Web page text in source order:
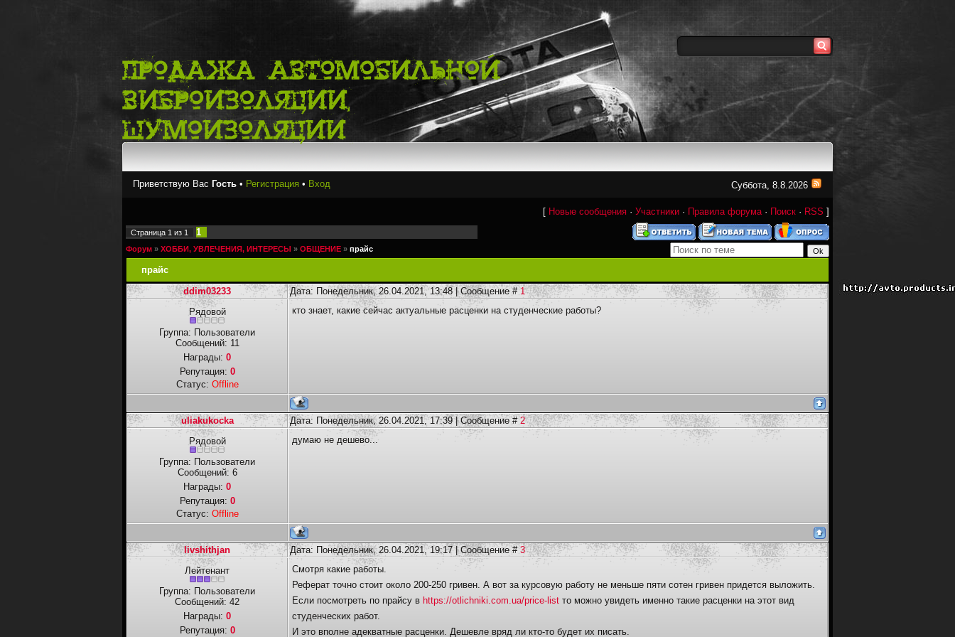
Приветствую Вас Гость • Регистрация • Вход Суббота, 8.8.2026
[ Новые сообщения · Участники · Правила форума· Поиск · RSS ]
Страница 1 из 1 1
Форум » ХОББИ, УВЛЕЧЕНИЯ, ИНТЕРЕСЫ » ОБЩЕНИЕ » прайс
прайс
ddim03233
Дата: Понедельник, 26.04.2021, 13:48 | Сообщение # 1
Рядовой
Группа: Пользователи
Сообщений: 11
Награды: 0
Репутация: 0
Статус: Offline
кто знает, какие сейчас актуальные расценки на студенческие работы?
uliakukocka Дата: Понедельник, 26.04.2021, 17:39 | Сообщение # 2
Рядовой
Группа: Пользователи
Сообщений: 6
Награды: 0
Репутация: 0
Статус: Offline
думаю не дешево...
livshithjan Дата: Понедельник, 26.04.2021, 19:17 | Сообщение # 3
Лейтенант
Группа: Пользователи
Сообщений: 42
Награды: 0
Репутация: 0
Смотря какие работы.
Реферат точно стоит около 200-250 гривен. А вот за курсовую работу не меньше пяти сотен гривен придется выложить.
Если посмотреть по прайсу в https://otlichniki.com.ua/price-list то можно увидеть именно такие расценки на этот вид
студенческих работ.
И это вполне адекватные расценки. Дешевле вряд ли кто-то будет их писать.